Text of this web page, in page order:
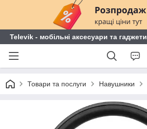
Televik - мобільні аксесуари та гаджети
Товари та послуги Навушники